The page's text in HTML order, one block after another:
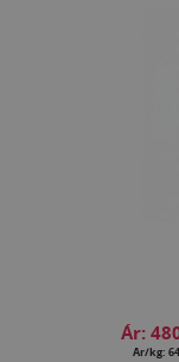
Ár:
Ár/kg: